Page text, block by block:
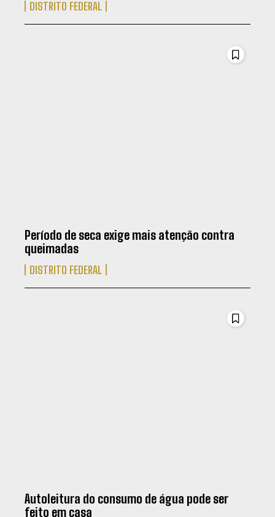
DISTRITO FEDERAL
Período de seca exige mais atenção contra
queimadas
DISTRITO FEDERAL
Autoleitura do consumo de água pode ser
feito em casa